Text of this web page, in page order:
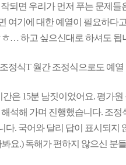
되면 우리가 먼저 푸는 문제들
여기에 대한 예열이 필요하다
… 하고 싶으신대로 하셔도 됩
정식T 월간 조정식으로도 예열
은 15분 남짓이었어요. 평가
석해 가며 진행했습니다. 조
. 국어와 달리 답이 표시되지
요.) 독해가 편하지 않으신 분